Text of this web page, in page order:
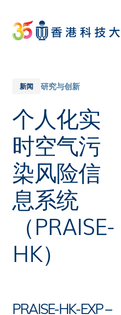
main
content
新闻 研究与创新
个人化实
时空气污
染风险信
息系统
（PRAISE-
HK）
PRAISE-HK-EXP –